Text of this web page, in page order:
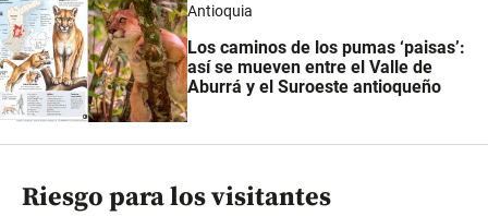
Antioquia
Los caminos de los pumas ‘paisas’:
así se mueven entre el Valle de
Aburrá y el Suroeste antioqueño
Riesgo para los visitantes